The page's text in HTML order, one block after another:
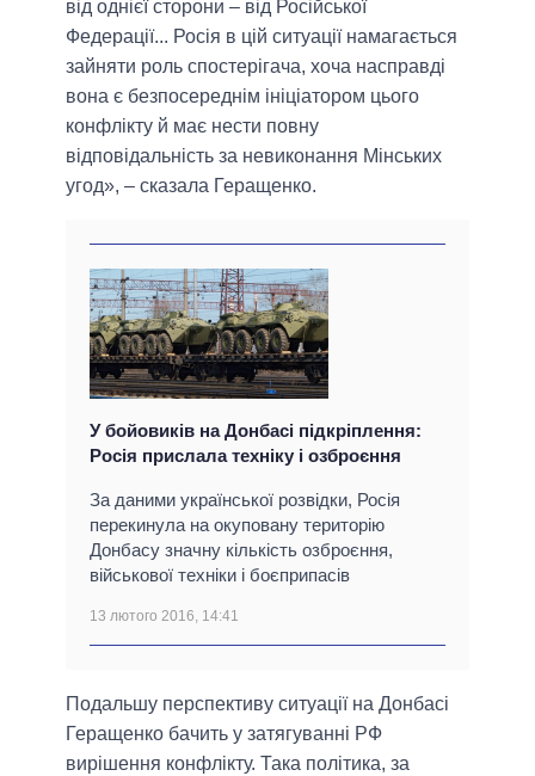
від однієї сторони – від Російської
Федерації... Росія в цій ситуації намагається
зайняти роль спостерігача, хоча насправді
вона є безпосереднім ініціатором цього
конфлікту й має нести повну
відповідальність за невиконання Мінських
угод», – сказала Геращенко.
У бойовиків на Донбасі підкріплення:
Росія прислала техніку і озброєння
За даними української розвідки, Росія
перекинула на окуповану територію
Донбасу значну кількість озброєння,
військової техніки і боєприпасів
13 лютого 2016, 14:41
Подальшу перспективу ситуації на Донбасі
Геращенко бачить у затягуванні РФ
вирішення конфлікту. Така політика, за